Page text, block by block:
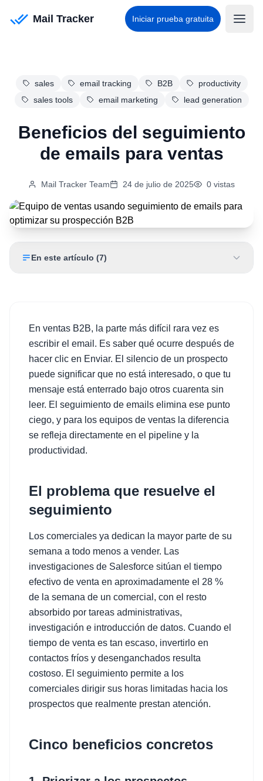
Mail Tracker Iniciar prueba gratuita
sales email tracking B2B
productivity
sales tools
email marketing lead generation
Beneficios del seguimiento
de emails para ventas
Mail Tracker Team 24 de julio de 2025 0 vistas
En este artículo (7)
En ventas B2B, la parte más difícil rara vez es
escribir el email. Es saber qué ocurre después de
hacer clic en Enviar. El silencio de un prospecto
puede significar que no está interesado, o que tu
mensaje está enterrado bajo otros cuarenta sin
leer. El seguimiento de emails elimina ese punto
ciego, y para los equipos de ventas la diferencia
se refleja directamente en el pipeline y la
productividad.
El problema que resuelve el
seguimiento
Los comerciales ya dedican la mayor parte de su
semana a todo menos a vender. Las
investigaciones de Salesforce sitúan el tiempo
efectivo de venta en aproximadamente el 28 %
de la semana de un comercial, con el resto
absorbido por tareas administrativas,
investigación e introducción de datos. Cuando el
tiempo de venta es tan escaso, invertirlo en
contactos fríos y desenganchados resulta
costoso. El seguimiento permite a los
comerciales dirigir sus horas limitadas hacia los
prospectos que realmente prestan atención.
Cinco beneficios concretos